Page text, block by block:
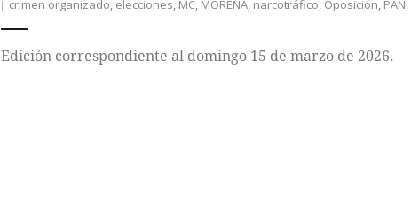
crimen organizado, elecciones, MC, MORENA, narcotráfico, Oposición, PAN,
Edición correspondiente al domingo 15 de marzo de 2026.